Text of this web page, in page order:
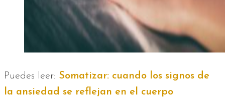
Puedes leer: Somatizar: cuando los signos de
la ansiedad se reflejan en el cuerpo